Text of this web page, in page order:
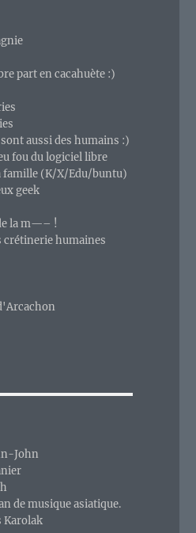
part en cacahuète :)
aussi des humains :)
fou du logiciel libre
famille (K/X/Edu/buntu)
geek
la m—– !
crétinerie humaines
John
de musique asiatique.
Karolak